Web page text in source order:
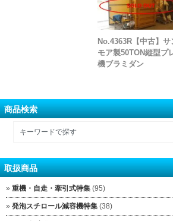
No.4363R【中古】サ
モア製50TON縦型プ
機ブラミダン
商品検索
取扱商品
重機・自走・牽引式特集 (95)
発泡スチロール減容機特集 (38)